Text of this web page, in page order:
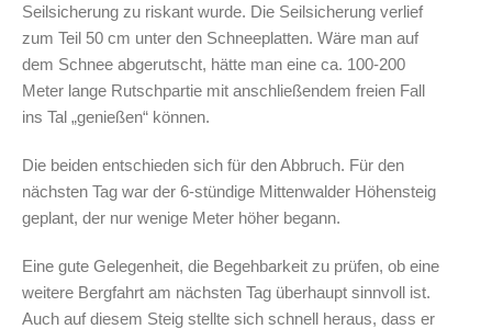
Seilsicherung zu riskant wurde. Die Seilsicherung verlief
zum Teil 50 cm unter den Schneeplatten. Wäre man auf
dem Schnee abgerutscht, hätte man eine ca. 100-200
Meter lange Rutschpartie mit anschließendem freien Fall
ins Tal „genießen“ können.
Die beiden entschieden sich für den Abbruch. Für den
nächsten Tag war der 6-stündige Mittenwalder Höhensteig
geplant, der nur wenige Meter höher begann.
Eine gute Gelegenheit, die Begehbarkeit zu prüfen, ob eine
weitere Bergfahrt am nächsten Tag überhaupt sinnvoll ist.
Auch auf diesem Steig stellte sich schnell heraus, dass er